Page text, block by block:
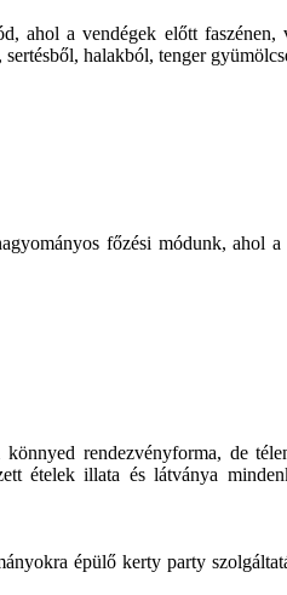
ahol a vendégek előtt
halakból, tenger
főzési módunk, ahol
rendezvényforma, de
ételek illata és látványa
épülő kerty party